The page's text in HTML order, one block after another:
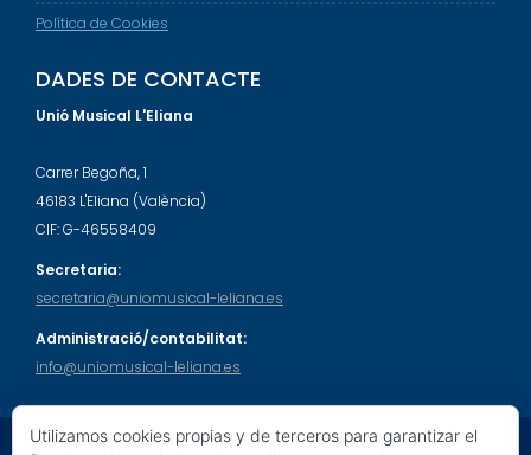
Política de Cookies
DADES DE CONTACTE
Unió Musical L'Eliana
Carrer Begoña, 1
46183 L'Eliana (València)
CIF: G-46558409
Secretaria:
secretaria@uniomusical-leliana.es
Administració/contabilitat:
info@uniomusical-leliana.es
Utilizamos cookies propias y de terceros para garantizar el